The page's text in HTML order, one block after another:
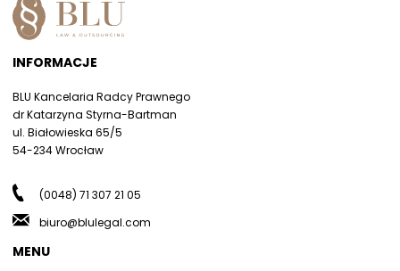
INFORMACJE
BLU Kancelaria Radcy Prawnego
dr Katarzyna Styrna-Bartman
ul. Białowieska 65/5
54-234 Wrocław
(0048) 71 307 21 05
biuro@blulegal.com
MENU